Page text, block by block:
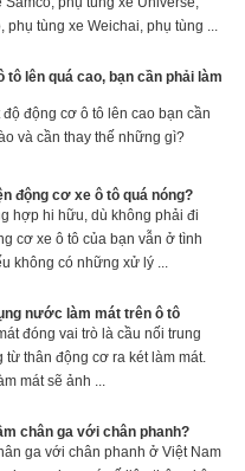
phụ tùng xe Weichai, phụ tùng ...
tô lên quá cao, bạn cần phải làm
động cơ ô tô lên cao bạn cần
và cần thay thế những gì?
động cơ xe ô tô quá nóng?
hợp hi hữu, dù không phải đi
cơ xe ô tô của bạn vẫn ở tình
không có những xử lý ...
nước làm mát trên ô tô
đóng vai trò là cầu nối trung
thân động cơ ra két làm mát.
mát sẽ ảnh ...
chân ga với chân phanh?
ga với chân phanh ở Việt Nam